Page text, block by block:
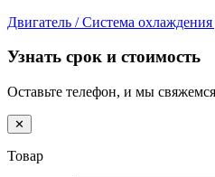
Двигатель / Система охлаждения
Узнать срок и стоимость
Оставьте телефон, и мы
✕
Товар